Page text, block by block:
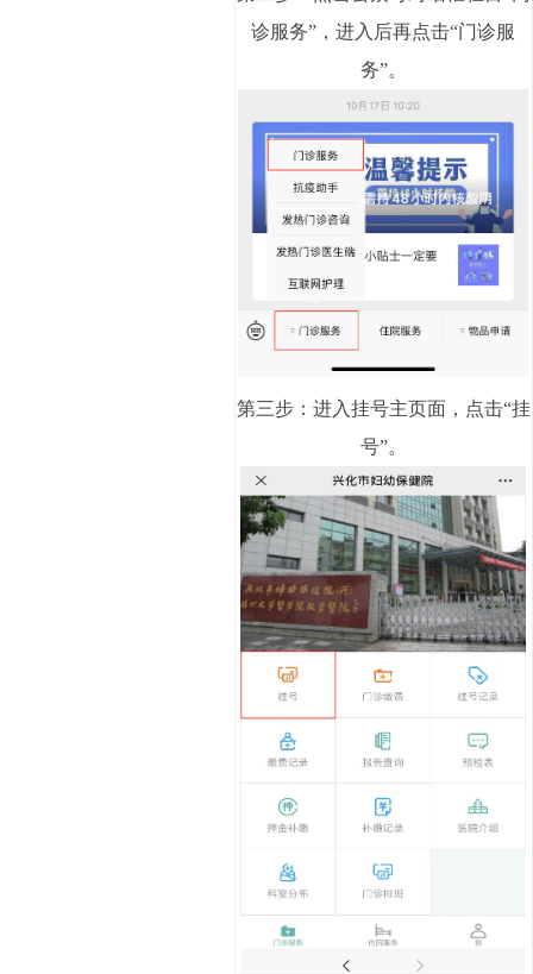
诊服务”，进入后再点击“门诊服
务”。
第三步：进入挂号主页面，点击“挂
号”。